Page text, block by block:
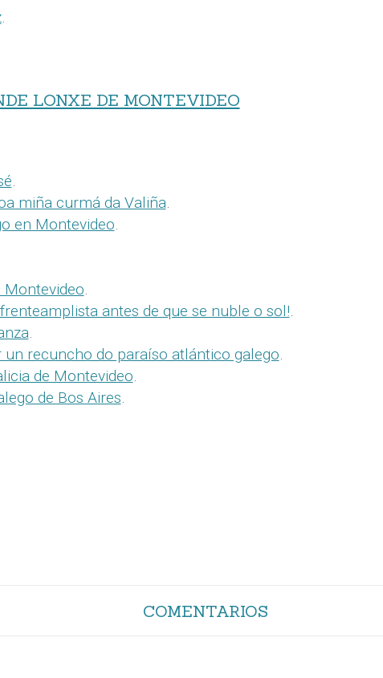
.
LONXE DE MONTEVIDEO
.
miña curmá da Valiña.
en Montevideo.
Montevideo.
antes de que se nuble o sol!.
.
un recuncho do paraíso atlántico galego.
de Montevideo.
de Bos Aires.
COMENTARIOS